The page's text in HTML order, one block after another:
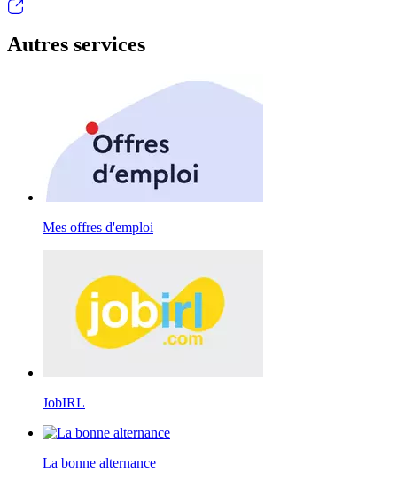
Autres services
Mes offres d'emploi
JobIRL
La bonne alternance